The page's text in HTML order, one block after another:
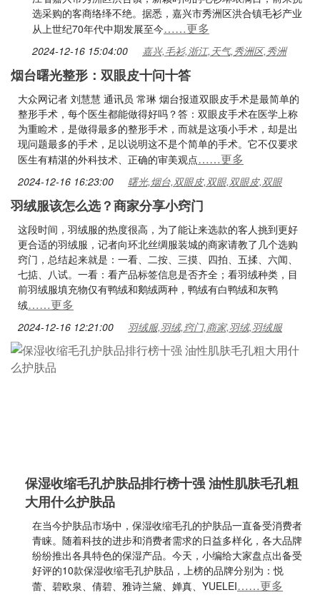
选采购的客商络绎不绝。据悉，嘉兴市秀洲区洪合镇毛衫产业
从上世纪70年代中期发展至今……更多
2024-12-16 15:04:00 嘉兴,毛衫,浙江,天气,秀洲区,秀洲
烟台曙光整形：双眼皮十问十答
大众网记者 刘慧慧 通讯员 常琳 烟台报道双眼皮手术是最简单的
整形手术，每个医生都能做得好吗？答：双眼皮手术在医学上称
为重睑术，是做得最多的整形手术，而就是这项小手术，却是出
现问题最多的手术，足以说明这不是个简单的手术。它不仅要求
医生有精湛的外科技术、正确的审美观点……更多
2024-12-16 16:23:00 曙光,烟台,双眼皮,双眼,双眼皮,双眼
羽绒服该怎么选？商家分享小窍门
这段时间，羽绒服的热度很高，为了能让来选款的客人挑到更好
更合适的羽绒服，记者向环北丝绸服装城的商家请教了几个选购
窍门，总结起来就是：一看、二按、三摸、四拍、五揉、六闻、
七掂、八试。一看：看产品标签信息是否齐全；看羽绒种类，目
前羽绒服填充物仅有鸭绒和鹅绒两种，鸭绒有白鸭绒和灰鸭
绒……更多
2024-12-16 12:21:00 羽绒服,羽绒,窍门,商家,羽绒,羽绒服
保湿收缩毛孔护肤品排行榜十强 油性肌肤毛孔粗
大用什么护肤品
在当今护肤品市场中，保湿收缩毛孔的护肤品一直备受消费者
青睐。随着科技的进步和消费者需求的日益多样化，各大品牌
纷纷推出各具特色的保湿产品。今天，小编给大家盘点出备受
好评的10款保湿收缩毛孔护肤品，上榜的品牌分别为：悦
蕾、碧欧泉、倩碧、雅诗兰黛、婵真、YUELEI……更多